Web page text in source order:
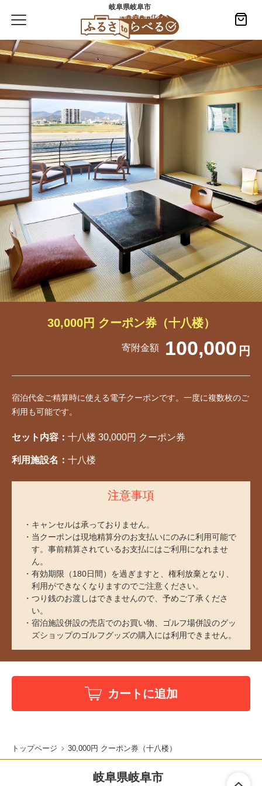
岐阜県岐阜市
30,000円 クーポン券（十八楼）
寄附金額 100,000 円
宿泊代金ご精算時に使える電子クーポンです。一度に複数枚のご
利用も可能です。
セット内容： 十八楼 30,000円 クーポン券
利用施設名： 十八楼
注意事項
キャンセルは承っておりません。
当クーポンは現地精算分のお支払いにのみに利用可能で
す。事前精算されているお支払にはご利用になれませ
ん。
有効期限（180日間）を過ぎますと、権利放棄となり、
利用ができなくなりますのでご注意ください。
つり銭のお渡しはできませんので、予めご了承くださ
い。
宿泊施設併設の売店でのお買い物、ゴルフ場併設のグッ
ズショップのゴルフグッズの購入には利用できません。
カートに追加
トップページ 30,000円 クーポン券（十八楼）
岐阜県岐阜市